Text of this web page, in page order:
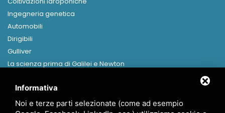
Ingegneria genetica
Automobili
Dirigibili
Gulliver
La scienza prima di Galilei e Newton
Home
Informativa
Noi e terze parti selezionate (come ad esempio